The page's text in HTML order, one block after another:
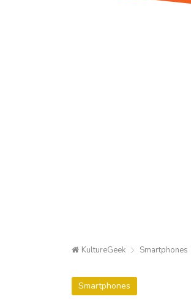
KultureGeek Smartphones
Smartphones